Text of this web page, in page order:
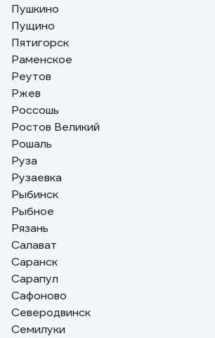
Пушкино
Пущино
Пятигорск
Раменское
Реутов
Ржев
Россошь
Ростов Великий
Рошаль
Руза
Рузаевка
Рыбинск
Рыбное
Рязань
Салават
Саранск
Сарапул
Сафоново
Северодвинск
Семилуки